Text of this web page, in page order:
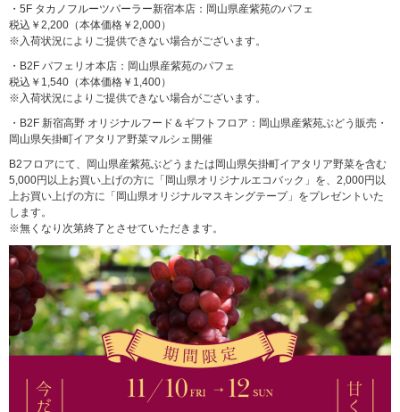
・5F タカノフルーツパーラー新宿本店：岡山県産紫苑のパフェ
税込￥2,200（本体価格￥2,000）
※入荷状況によりご提供できない場合がございます。
・B2F パフェリオ本店：岡山県産紫苑のパフェ
税込￥1,540（本体価格￥1,400）
※入荷状況によりご提供できない場合がございます。
・B2F 新宿高野 オリジナルフード＆ギフトフロア：岡山県産紫苑ぶどう販売・
岡山県矢掛町イアタリア野菜マルシェ開催
B2フロアにて、岡山県産紫苑ぶどうまたは岡山県矢掛町イアタリア野菜を含む
5,000円以上お買い上げの方に「岡山県オリジナルエコバック」を、2,000円以
上お買い上げの方に「岡山県オリジナルマスキングテープ」をプレゼントいた
します。
※無くなり次第終了とさせていただきます。